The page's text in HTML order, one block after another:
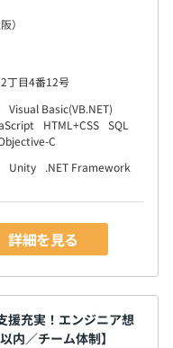
）
丁目4番12号
Visual Basic(VB.NET)
HTML+CSS SQL
C
Unity
.NET Framework
詳細を見る
充実！エンジニア想
内／チーム体制】